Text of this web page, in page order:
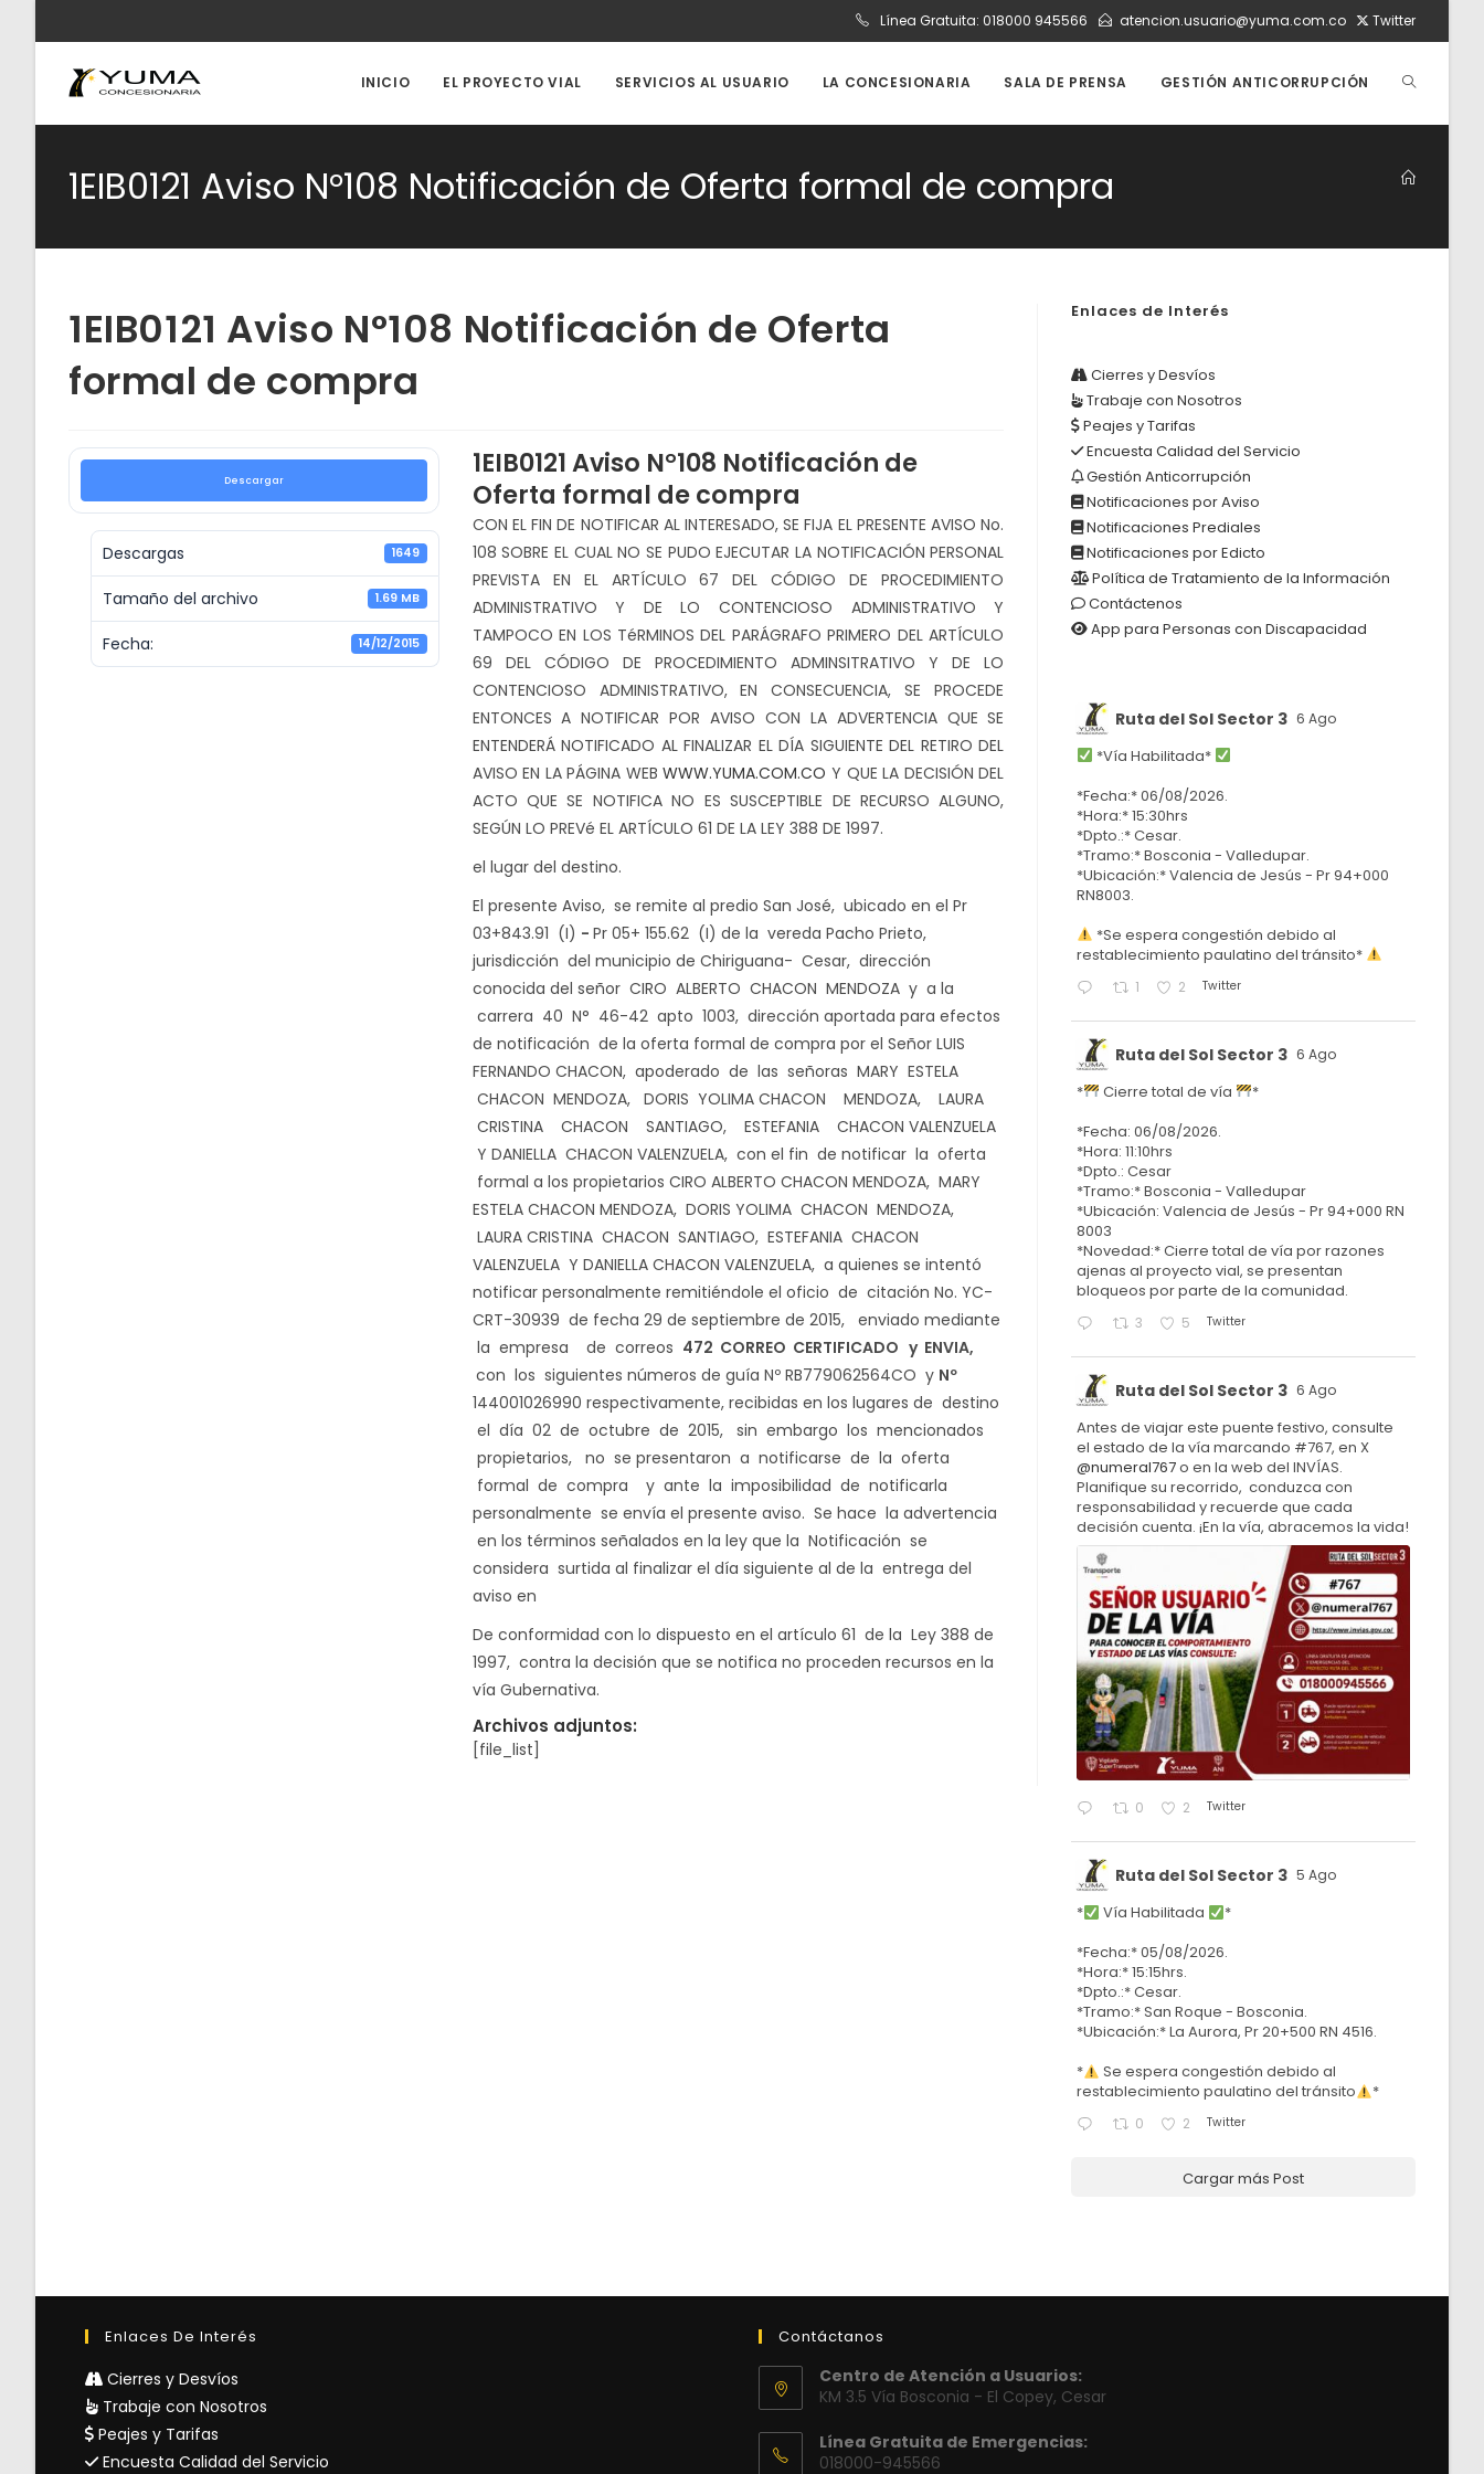
contenido
Línea Gratuita: 018000 945566 atencion.usuario@yuma.com.co Twitter
INICIO EL PROYECTO VIAL SERVICIOS AL USUARIO LA CONCESIONARIA SALA DE PRENSA GESTIÓN ANTICORRUPCIÓN ALTERNAR
BÚSQUEDA
DE
1EIB0121 Aviso N°108 Notificación de Oferta formal de compra
1EIB0121 Aviso N°108 Notificación de Oferta
formal de compra
Descargar
Descargas 1649
Tamaño del archivo 1.69 MB
Fecha: 14/12/2015
1EIB0121 Aviso N°108 Notificación de
Oferta formal de compra
CON EL FIN DE NOTIFICAR AL INTERESADO, SE FIJA EL PRESENTE AVISO No.
108 SOBRE EL CUAL NO SE PUDO EJECUTAR LA NOTIFICACIÓN PERSONAL
PREVISTA EN EL ARTÍCULO 67 DEL CÓDIGO DE PROCEDIMIENTO
ADMINISTRATIVO Y DE LO CONTENCIOSO ADMINISTRATIVO Y
TAMPOCO EN LOS TéRMINOS DEL PARÁGRAFO PRIMERO DEL ARTÍCULO
69 DEL CÓDIGO DE PROCEDIMIENTO ADMINSITRATIVO Y DE LO
CONTENCIOSO ADMINISTRATIVO, EN CONSECUENCIA, SE PROCEDE
ENTONCES A NOTIFICAR POR AVISO CON LA ADVERTENCIA QUE SE
ENTENDERÁ NOTIFICADO AL FINALIZAR EL DÍA SIGUIENTE DEL RETIRO DEL
AVISO EN LA PÁGINA WEBWWW.YUMA.COM.CO Y QUE LA DECISIÓN DEL
ACTO QUE SE NOTIFICA NO ES SUSCEPTIBLE DE RECURSO ALGUNO,
SEGÚN LO PREVé EL ARTÍCULO 61 DE LA LEY 388 DE 1997.
el lugar del destino.
El presente Aviso, se remite al predio San José, ubicado en el Pr
03+843.91 (I) - Pr 05+ 155.62 (I) de la vereda Pacho Prieto,
jurisdicción del municipio de Chiriguana- Cesar, dirección
conocida del señor CIRO ALBERTO CHACON MENDOZA y a la
carrera 40 N° 46-42 apto 1003, dirección aportada para efectos
de notificación de la oferta formal de compra por el Señor LUIS
FERNANDO CHACON, apoderado de las señoras MARY ESTELA
CHACON MENDOZA, DORIS YOLIMA CHACON MENDOZA, LAURA
CRISTINA CHACON SANTIAGO, ESTEFANIA CHACON VALENZUELA
Y DANIELLA CHACON VALENZUELA, con el fin de notificar la oferta
formal a los propietarios CIRO ALBERTO CHACON MENDOZA, MARY
ESTELA CHACON MENDOZA, DORIS YOLIMA CHACON MENDOZA,
LAURA CRISTINA CHACON SANTIAGO, ESTEFANIA CHACON
VALENZUELA Y DANIELLA CHACON VALENZUELA, a quienes se intentó
notificar personalmente remitiéndole el oficio de citación No. YC-
CRT-30939 de fecha 29 de septiembre de 2015, enviado mediante
la empresa de correos 472 CORREO CERTIFICADO y ENVIA,
con los siguientes números de guía Nº RB779062564CO y Nº
144001026990 respectivamente, recibidas en los lugares de destino
el día 02 de octubre de 2015, sin embargo los mencionados
propietarios, no se presentaron a notificarse de la oferta
formal de compra y ante la imposibilidad de notificarla
personalmente se envía el presente aviso. Se hace la advertencia
en los términos señalados en la ley que la Notificación se
considera surtida al finalizar el día siguiente al de la entrega del
aviso en
De conformidad con lo dispuesto en el artículo 61 de la Ley 388 de
1997, contra la decisión que se notifica no proceden recursos en la
vía Gubernativa.
Archivos adjuntos:
[file_list]
Enlaces de Interés
Cierres y Desvíos
Trabaje con Nosotros
Peajes y Tarifas
Encuesta Calidad del Servicio
Gestión Anticorrupción
Notificaciones por Aviso
Notificaciones Prediales
Notificaciones por Edicto
Política de Tratamiento de la Información
Contáctenos
App para Personas con Discapacidad
Ruta del Sol Sector 3 6 Ago
*Vía Habilitada*
*Fecha:* 06/08/2026.
*Hora:* 15:30hrs
*Dpto.:* Cesar.
*Tramo:* Bosconia - Valledupar.
*Ubicación:* Valencia de Jesús - Pr 94+000
RN8003.
*Se espera congestión debido al
restablecimiento paulatino del tránsito*
1 2 Twitter
Ruta del Sol Sector 3 6 Ago
* Cierre total de vía
*
*Fecha: 06/08/2026.
*Hora: 11:10hrs
*Dpto.: Cesar
*Tramo:* Bosconia - Valledupar
*Ubicación: Valencia de Jesús - Pr 94+000 RN
8003
*Novedad:* Cierre total de vía por razones
ajenas al proyecto vial, se presentan
bloqueos por parte de la comunidad.
3 5 Twitter
Ruta del Sol Sector 3 6 Ago
Antes de viajar este puente festivo, consulte
el estado de la vía marcando #767, en X
@numeral767o en la web del INVÍAS.
Planifique su recorrido, conduzca con
responsabilidad y recuerde que cada
decisión cuenta. ¡En la vía, abracemos la vida!
0 2 Twitter
Ruta del Sol Sector 3 5 Ago
* Vía Habilitada
*
*Fecha:* 05/08/2026.
*Hora:* 15:15hrs.
*Dpto.:* Cesar.
*Tramo:* San Roque - Bosconia.
*Ubicación:* La Aurora, Pr 20+500 RN 4516.
*
Se espera congestión debido al
restablecimiento paulatino del tránsito
*
0 2 Twitter
Cargar más Post
Enlaces De Interés
Cierres y Desvíos
Trabaje con Nosotros
Peajes y Tarifas
Encuesta Calidad del Servicio
Contáctanos
Centro de Atención a Usuarios:
KM 3.5 Vía Bosconia - El Copey, Cesar
Línea Gratuita de Emergencias:
018000-945566